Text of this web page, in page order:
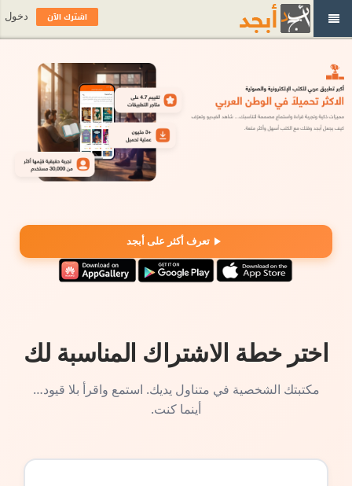
تعرف أكثر على أبجد
اختر خطة الاشتراك المناسبة لك
مكتبتك الشخصية في متناول يديك. استمع واقرأ بلا قيود…
أينما كنت.
اشترك الآن دخول